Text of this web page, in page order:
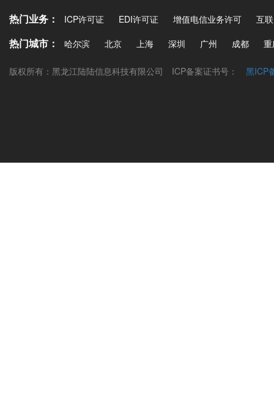
热门业务： ICP许可证 EDI许可证 增值电信业务许可 互
热门城市： 哈尔滨 北京 上海 深圳 广州 成都
版权所有：黑龙江陆陆信息科技有限公司 ICP备案证书号： 黑ICP